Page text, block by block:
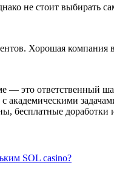
не стоит выбирать
Хорошая компания
— это ответственный
академическими
бесплатные
SOL casino?